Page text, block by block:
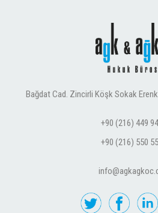
Bağdat Cad. Zincirli Köşk Sokak
+90 (216) 449
+90 (216) 550